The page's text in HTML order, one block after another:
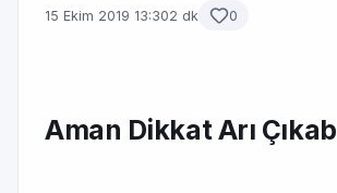
15 Ekim 2019 13:302 dk 0
Aman Dikkat Arı